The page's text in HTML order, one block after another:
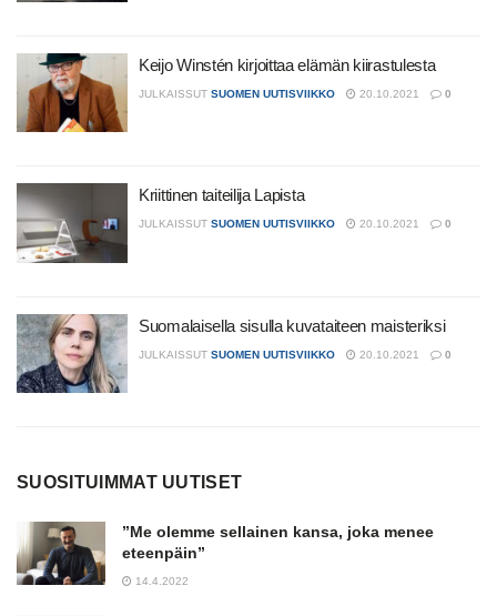
Keijo Winstén kirjoittaa elämän kiirastulesta
JULKAISSUT SUOMEN UUTISVIIKKO 20.10.2021 0
Kriittinen taiteilija Lapista
JULKAISSUT SUOMEN UUTISVIIKKO 20.10.2021 0
Suomalaisella sisulla kuvataiteen maisteriksi
JULKAISSUT SUOMEN UUTISVIIKKO 20.10.2021 0
SUOSITUIMMAT UUTISET
”Me olemme sellainen kansa, joka menee
eteenpäin”
14.4.2022